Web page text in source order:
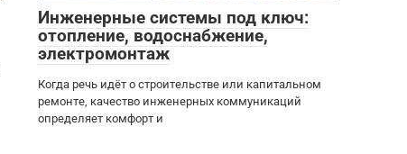
Инженерные системы под ключ:
отопление, водоснабжение,
электромонтаж
Когда речь идёт о строительстве или капитальном
ремонте, качество инженерных коммуникаций
определяет комфорт и